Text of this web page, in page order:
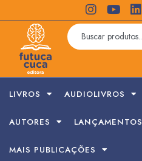
LIVROS AUDIOLIVROS
AUTORES LANÇAMENTOS
MAIS PUBLICAÇÕES